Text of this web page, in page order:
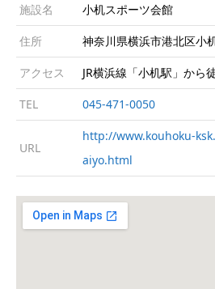
施設名 小机スポーツ会館
住所 神奈川県横浜市港北区小
アクセス JR横浜線「小机駅」から
TEL 045-471-0050
URL
http://www.kouhoku-
aiyo.html